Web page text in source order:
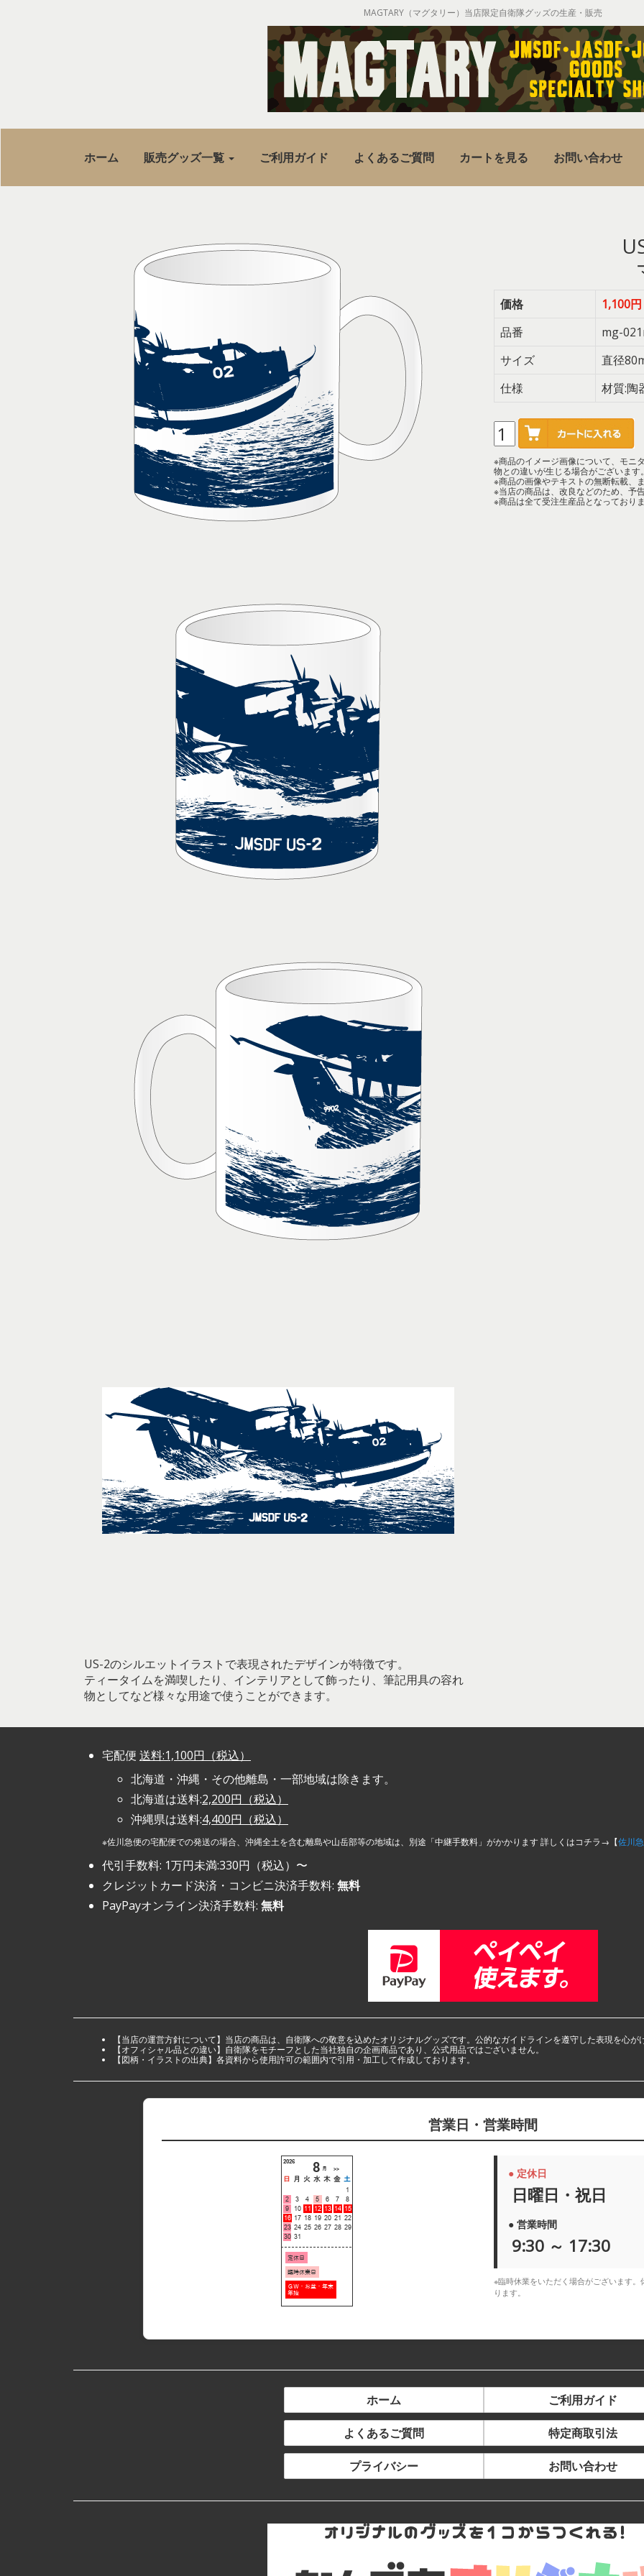
MAGTARY（マグタリー）当店限定自衛隊グッズの生産・販売
ホーム 販売グッズ一覧 ご利用ガイド よくあるご質問 カートを見る お問い合わせ
US-2のシルエットイラストで表現されたデザインが特徴です。
ティータイムを満喫したり、インテリアとして飾ったり、筆記用具の容れ
物としてなど様々な用途で使うことができます。
価格
1,100円
品番
mg-
サイズ
直径
仕様
材質:陶
※商品のイメージ画像について、モニ
物との違いが生じる場合がございます。
※商品の画像やテキストの無断転載、
※当店の商品は、改良などのため、予
※商品は全て受注生産品となっており
宅配便 送料:1,100円（税込）
北海道・沖縄・その他離島・一部地域は除きます。
北海道は送料:2,200円（税込）
沖縄県は送料:4,400円（税込）
※佐川急便の宅配便での発送の場合、沖縄全土を含む離島や山岳部等の地域は、別途「中継手数料」がかかります 詳しくはコチラ→【佐川
代引手数料: 1万円未満:330円（税込）〜
クレジットカード決済・コンビニ決済手数料: 無料
PayPayオンライン決済手数料: 無料
【当店の運営方針について】当店の商品は、自衛隊への敬意を込めたオリジナルグッズです。公的なガイドラインを遵守した表現を心が
【オフィシャル品との違い】自衛隊をモチーフとした当社独自の企画商品であり、公式用品ではございません。
【図柄・イラストの出典】各資料から使用許可の範囲内で引用・加工して作成しております。
営業日・営業時間
● 定休日
日曜日・祝日
● 営業時間
9:30 ～ 17:30
※臨時休業をいただく場合がございます
ります。
ホーム ご利用ガイド
よくあるご質問 特定商取引法
プライバシー お問い合わせ